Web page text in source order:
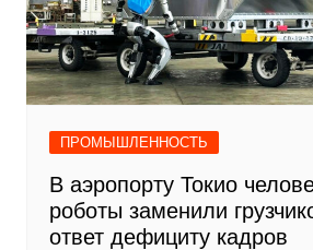
ПРОМЫШЛЕННОСТЬ
В аэропорту Токио
роботы заменили
ответ дефициту кадров